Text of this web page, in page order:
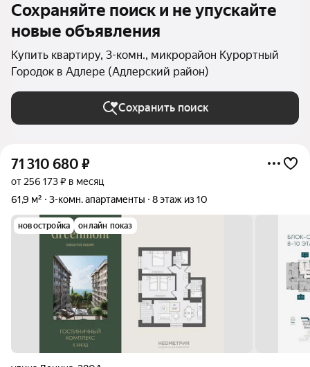
Сохраняйте поиск и не упускайте
новые объявления
Купить квартиру, 3-комн., микрорайон Курортный
Городок в Адлере (Адлерский район)
Сохранить поиск
71 310 680 ₽
от 256 173 ₽ в месяц
61,9 м²
3-комн. апартаменты 8 этаж из 10
новостройка онлайн показ